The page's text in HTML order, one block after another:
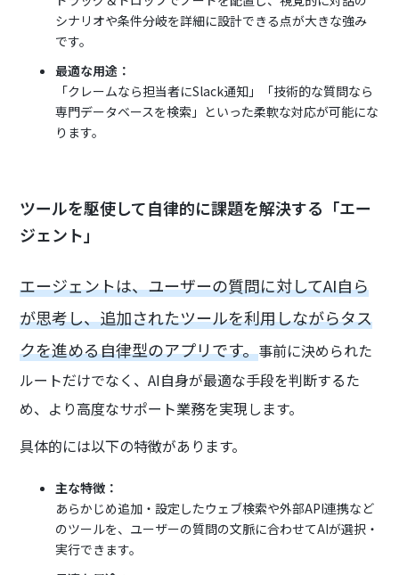
シナリオや条件分岐を詳細に設計できる点が大きな強み
です。
最適な用途：
「クレームなら担当者にSlack通知」「技術的な質問なら
専門データベースを検索」といった柔軟な対応が可能にな
ります。
ツールを駆使して自律的に課題を解決する「エー
ジェント」
エージェントは、ユーザーの質問に対してAI自ら
が思考し、追加されたツールを利用しながらタス
クを進める自律型のアプリです。事前に決められた
ルートだけでなく、AI自身が最適な手段を判断するた
め、より高度なサポート業務を実現します。
具体的には以下の特徴があります。
主な特徴：
あらかじめ追加・設定したウェブ検索や外部API連携など
のツールを、ユーザーの質問の文脈に合わせてAIが選択・
実行できます。